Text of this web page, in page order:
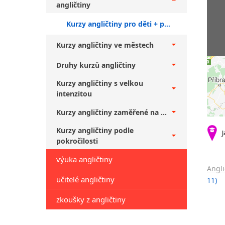
angličtiny
Kurzy angličtiny pro děti + pokročilí
Kurzy angličtiny ve městech
Druhy kurzů angličtiny
Kurzy angličtiny s velkou
intenzitou
Kurzy angličtiny zaměřené na ...
Kurzy angličtiny podle
pokročilosti
výuka angličtiny
učitelé angličtiny
zkoušky z angličtiny
11)